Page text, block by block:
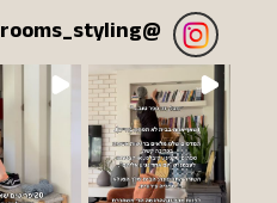
@
rooms_styling